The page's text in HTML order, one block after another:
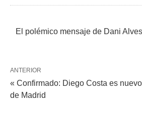
El polémico mensaje de Dani
ANTERIOR
« Confirmado: Diego Costa es
de Madrid